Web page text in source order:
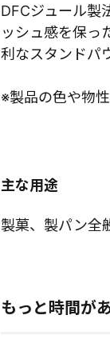
DFCジュール製
ッシュ感を保っ
利なスタンドパ
※製品の色や物
主な用途
製菓、製パン全
もっと時間が